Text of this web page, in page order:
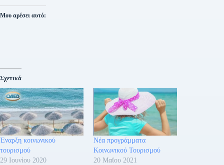
Μου αρέσει αυτό:
Σχετικά
Έναρξη κοινωνικού
τουρισμού
29 Ιουνίου 2020
Νέα προγράμματα
Κοινωνικού Τουρισμού
20 Μαΐου 2021